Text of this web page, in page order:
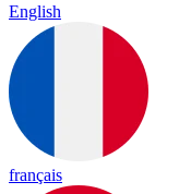
English
français